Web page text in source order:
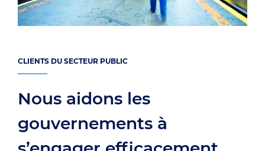
CLIENTS DU SECTEUR PUBLIC
Nous aidons les
gouvernements à